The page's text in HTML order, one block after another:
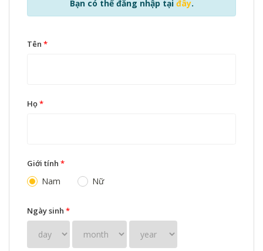
Bạn có thể đăng nhập tại đây.
Tên *
Họ*
Giới tính *
Nam Nữ
Ngày sinh *